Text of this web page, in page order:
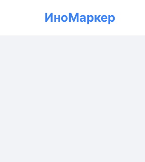
ИноМаркер